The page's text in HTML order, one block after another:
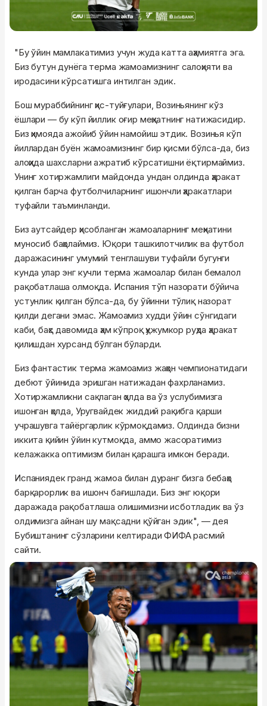
"Бу ўйин мамлакатимиз учун жуда катта аҳамиятга эга.
Биз бутун дунёга терма жамоамизнинг салоҳияти ва
иродасини кўрсатишга интилган эдик.
Бош мураббийнинг ҳис-туйғулари, Возиньянинг кўз
ёшлари — бу кўп йиллик оғир меҳнатнинг натижасидир.
Биз ҳимояда ажойиб ўйин намойиш этдик. Возинья кўп
йиллардан буён жамоамизнинг бир қисми бўлса-да, биз
алоҳида шахсларни ажратиб кўрсатишни ёқтирмаймиз.
Унинг хотиржамлиги майдонда ундан олдинда ҳаракат
қилган барча футболчиларнинг ишончли ҳаракатлари
туфайли таъминланди.
Биз аутсайдер ҳисобланган жамоаларнинг меҳнатини
муносиб баҳолаймиз. Юқори ташкилотчилик ва футбол
даражасининг умумий тенглашуви туфайли бугунги
кунда улар энг кучли терма жамоалар билан бемалол
рақобатлаша олмоқда. Испания тўп назорати бўйича
устунлик қилган бўлса-да, бу ўйинни тўлиқ назорат
қилди дегани эмас. Жамоамиз худди ўйин сўнгидаги
каби, баҳс давомида ҳам кўпроқ ҳужумкор руҳда ҳаракат
қилишдан хурсанд бўлган бўларди.
Биз фантастик терма жамоамиз жаҳон чемпионатидаги
дебют ўйинида эришган натижадан фахрланамиз.
Хотиржамликни сақлаган ҳолда ва ўз услубимизга
ишонган ҳолда, Уругвайдек жиддий рақибга қарши
учрашувга тайёргарлик кўрмоқдамиз. Олдинда бизни
иккита қийин ўйин кутмоқда, аммо жасоратимиз
келажакка оптимизм билан қарашга имкон беради.
Испаниядек гранд жамоа билан дуранг бизга бебаҳо
барқарорлик ва ишонч бағишлади. Биз энг юқори
даражада рақобатлаша олишимизни исботладик ва ўз
олдимизга айнан шу мақсадни қўйган эдик", — дея
Бубиштанинг сўзларини келтиради ФИФА расмий
сайти.